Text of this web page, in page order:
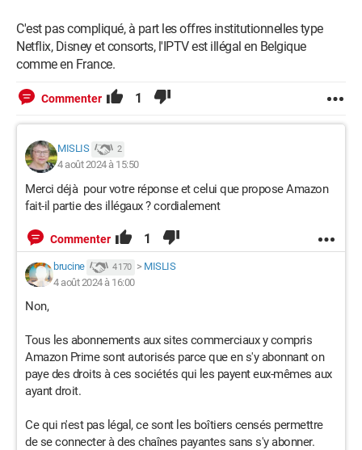
C'est pas compliqué, à part les offres institutionnelles type
Netflix, Disney et consorts, l'IPTV est illégal en Belgique
comme en France.
Commenter 1
MISLIS 2
4 août 2024 à 15:50
Merci déjà pour votre réponse et celui que propose Amazon
fait-il partie des illégaux ? cordialement
Commenter 1
brucine 4 170 > MISLIS
4 août 2024 à 16:00
Non,
Tous les abonnements aux sites commerciaux y compris
Amazon Prime sont autorisés parce que en s'y abonnant on
paye des droits à ces sociétés qui les payent eux-mêmes aux
ayant droit.
Ce qui n'est pas légal, ce sont les boîtiers censés permettre
de se connecter à des chaînes payantes sans s'y abonner.